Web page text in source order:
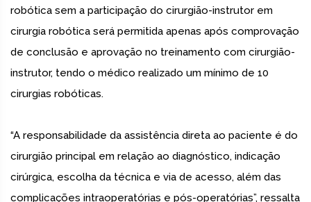
robótica sem a participação do cirurgião-instrutor em
cirurgia robótica será permitida apenas após comprovação
de conclusão e aprovação no treinamento com cirurgião-
instrutor, tendo o médico realizado um mínimo de 10
cirurgias robóticas.
“A responsabilidade da assistência direta ao paciente é do
cirurgião principal em relação ao diagnóstico, indicação
cirúrgica, escolha da técnica e via de acesso, além das
complicações intraoperatórias e pós-operatórias”, ressalta